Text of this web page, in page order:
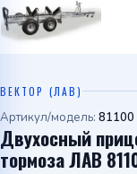
ВЕКТОР (ЛАВ)
Артикул/модель: 81100
Двухосный
тормоза ЛАВ